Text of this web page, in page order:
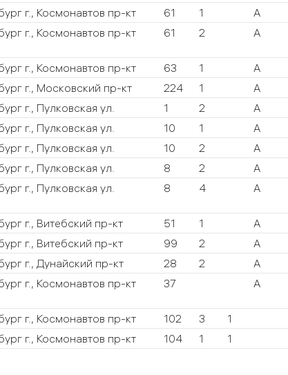
г., Космонавтов пр-кт 61 1 А
г., Космонавтов пр-кт 61 2 А
г., Космонавтов пр-кт 63 1 А
г., Московский пр-кт 224 1 А
г., Пулковская ул. 1 2 А
г., Пулковская ул. 10 1 А
г., Пулковская ул. 10 2 А
г., Пулковская ул. 8 2 А
г., Пулковская ул. 8 4 А
г., Витебский пр-кт 51 1 А
г., Витебский пр-кт 99 2 А
г., Дунайский пр-кт 28 2 А
г., Космонавтов пр-кт 37 А
г., Космонавтов пр-кт 102 3 1
г., Космонавтов пр-кт 104 1 1